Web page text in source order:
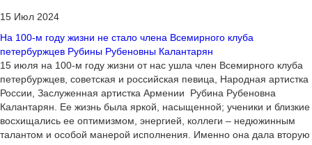
15 Июл 2024
На 100-м году жизни не стало члена Всемирного клуба
петербуржцев Рубины Рубеновны Калантарян
15 июля на 100-м году жизни от нас ушла член Всемирного клуба
петербуржцев, советская и российская певица, Народная артистка
России, Заслуженная артистка Армении Рубина Рубеновна
Калантарян. Ее жизнь была яркой, насыщенной; ученики и близкие
восхищались ее оптимизмом, энергией, коллеги – недюжинным
талантом и особой манерой исполнения. Именно она дала вторую